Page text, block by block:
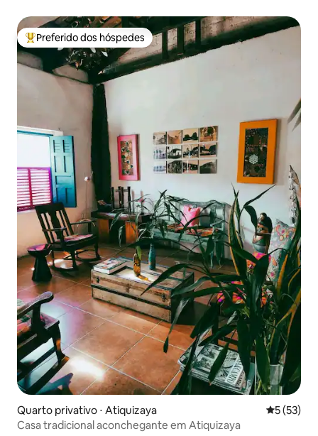
Entre os melhores preferidos dos hóspedes
Preferido dos hóspedes
Quarto privativo ⋅ Atiquizaya 5 de uma
5 (53)
Casa tradicional aconchegante em Atiquizaya